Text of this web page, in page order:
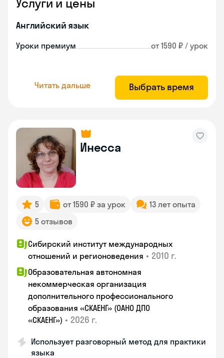
Услуги и цены
Английский язык
Уроки премиум от 1590 ₽ / урок
Читать дальше Выбрать время
Инесса
5 от 1590 ₽ за урок
13 лет опыта
5 отзывов
Сибирский институт международных
отношений и регионоведения • 2010 г.
Образовательная автономная
некоммерческая организация
дополнительного профессионального
образования «СКАЕНГ» (ОАНО ДПО
«СКАЕНГ») • 2026 г.
Использует разговорный метод для практики
языка